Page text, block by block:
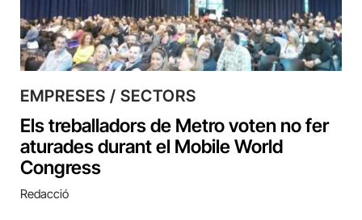
EMPRESES / SECTORS
Els treballadors de Metro voten no fer
aturades durant el Mobile World
Congress
Redacció